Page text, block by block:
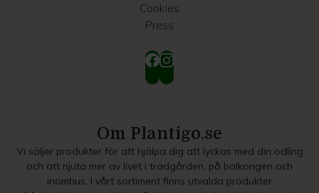
Cookies
Press
Om Plantigo.se
Vi säljer produkter för att hjälpa dig att lyckas med din odling
och att njuta mer av livet i trädgården, på balkongen och
inomhus. I vårt sortiment finns utvalda produkter